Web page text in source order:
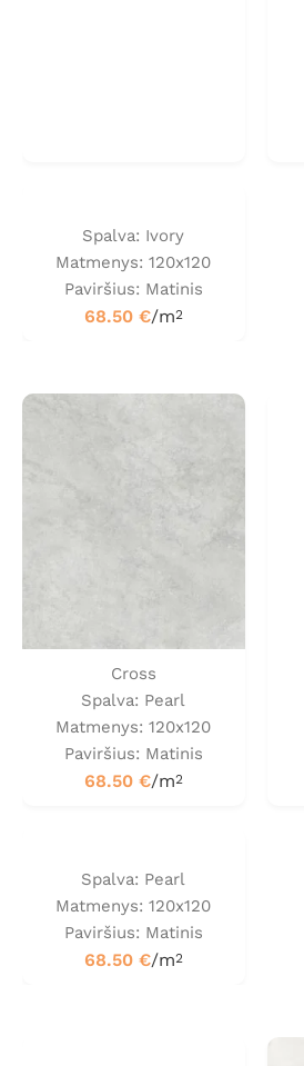
Spalva: Ivory
Matmenys: 120x120
Paviršius: Matinis
68.50 €/m2
Cross
Spalva: Pearl
Matmenys: 120x120
Paviršius: Matinis
68.50 €/m2
Spalva: Pearl
Matmenys: 120x120
Paviršius: Matinis
68.50 €/m2